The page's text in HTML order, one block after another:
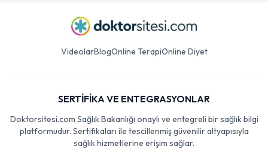
VideolarBlogOnline TerapiOnline Diyet
SERTİFİKA VE ENTEGRASYONLAR
Doktorsitesi.com Sağlık Bakanlığı onaylı ve entegreli bir sağlık bilgi
platformudur. Sertifikaları ile tescillenmiş güvenilir altyapısıyla
sağlık hizmetlerine erişim sağlar.